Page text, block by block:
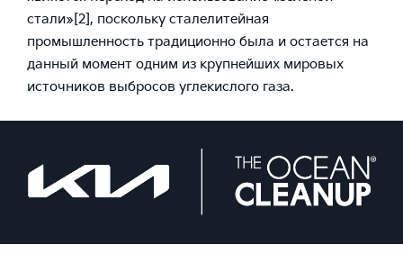
стали»[2], поскольку сталелитейная
промышленность традиционно была и остается на
данный момент одним из крупнейших мировых
источников выбросов углекислого газа.